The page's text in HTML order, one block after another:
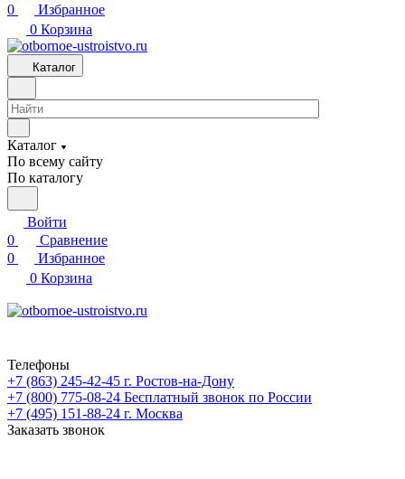
0
Избранное
0 Корзина
Каталог
Каталог
По всему сайту
По каталогу
Войти
0
Сравнение
0
Избранное
0 Корзина
Телефоны
+7 (863) 245-42-45 г. Ростов-на-Дону
+7 (800) 775-08-24 Бесплатный звонок по России
+7 (495) 151-88-24 г. Москва
Заказать звонок